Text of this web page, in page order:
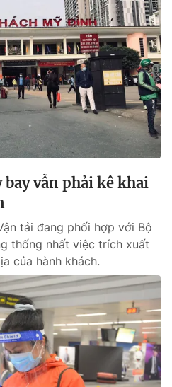
vẫn phải kê khai
tải đang phối hợp với Bộ
thống nhất việc trích xuất
của hành khách.